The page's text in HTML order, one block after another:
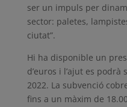
ser un impuls per
sector: paletes,
ciutat”.
Hi ha disponible un
d’euros i l’ajut es podrà
2022. La subvenció
fins a un màxim de